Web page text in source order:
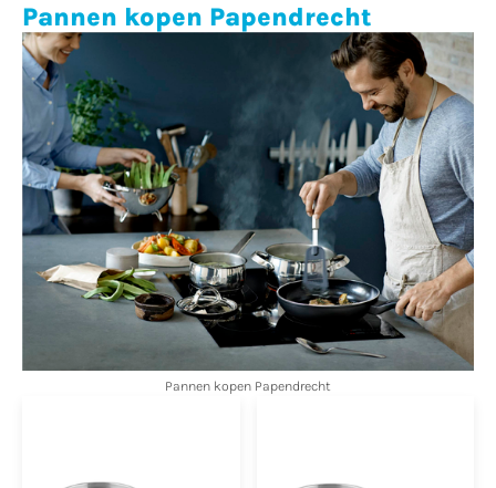
Pannen kopen Papendrecht
Pannen kopen Papendrecht